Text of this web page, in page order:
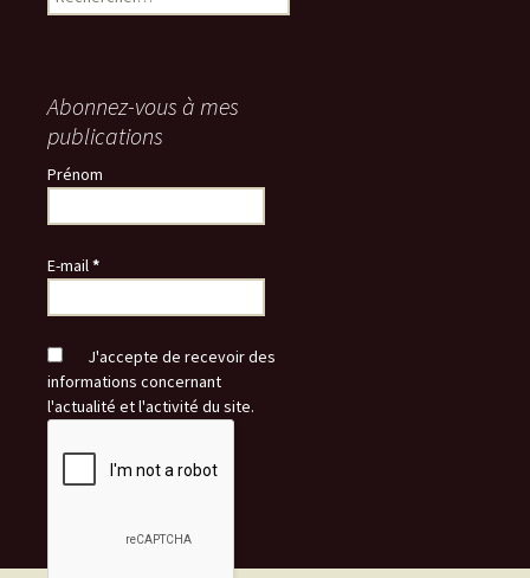
Abonnez-vous à mes
publications
Prénom
E-mail*
J'accepte de recevoir des
informations concernant
l'actualité et l'activité du site.